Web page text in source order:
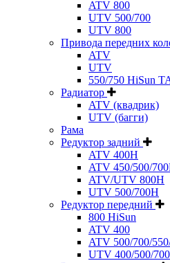
ATV 800
UTV 500/700
UTV 800
Привода передних
ATV
UTV
550/750 HiSun
Радиатор
ATV (квадрик)
UTV (багги)
Рама
Редуктор задний
ATV 400H
ATV 450/500/
ATV/UTV 800H
UTV 500/700H
Редуктор передний
800 HiSun
ATV 400
ATV 500/700/
UTV 400/500/